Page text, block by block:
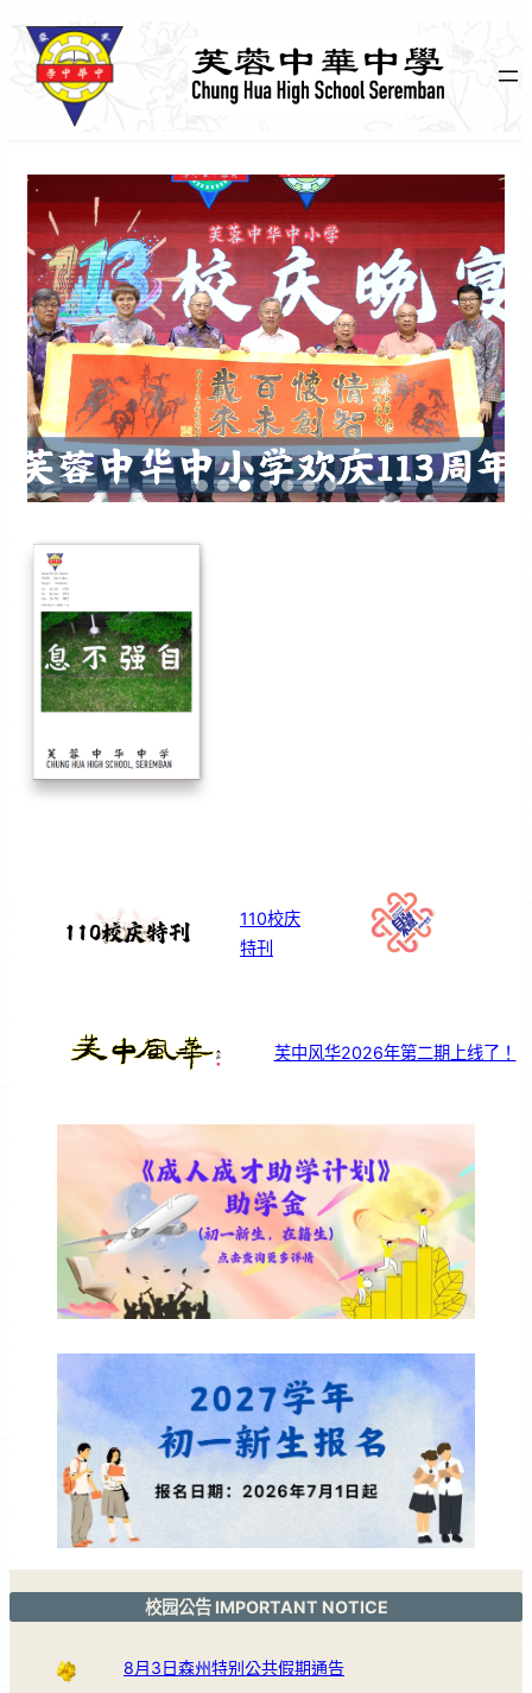
110校庆
特刊
芙中风华2026年第二期上线了！
校园公告 IMPORTANT NOTICE
8月3日森州特别公共假期通告